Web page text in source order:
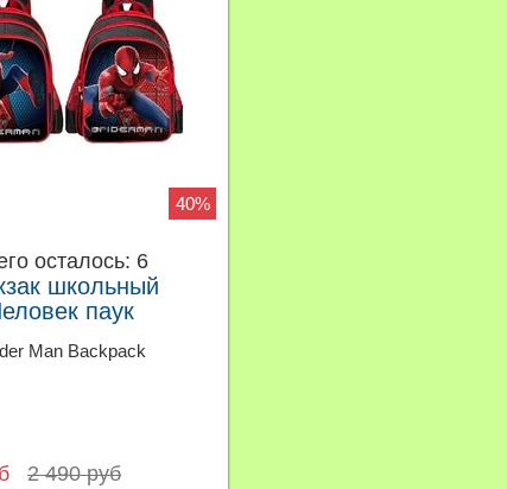
40%
осталось: 6
школьный
паук
Man Backpack
2 490 руб